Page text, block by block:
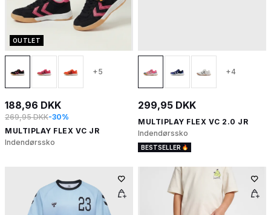
OUTLET
+5
188,96 DKK
269,95 DKK-30%
MULTIPLAY FLEX VC JR
Indendørssko
+4
299,95 DKK
MULTIPLAY FLEX VC 2.0 JR
Indendørssko
BESTSELLER